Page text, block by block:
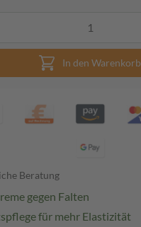
In den Warenkorb
Beratung
gegen Falten
für mehr Elastizität